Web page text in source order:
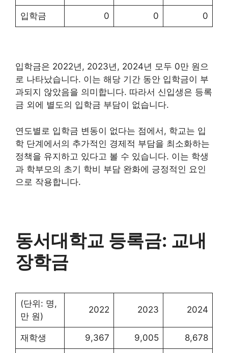
입학금 0 0 0
입학금은 2022년, 2023년, 2024년 모두 0만 원으
로 나타났습니다. 이는 해당 기간 동안 입학금이 부
과되지 않았음을 의미합니다. 따라서 신입생은 등록
금 외에 별도의 입학금 부담이 없습니다.
연도별로 입학금 변동이 없다는 점에서, 학교는 입
학 단계에서의 추가적인 경제적 부담을 최소화하는
정책을 유지하고 있다고 볼 수 있습니다. 이는 학생
과 학부모의 초기 학비 부담 완화에 긍정적인 요인
으로 작용합니다.
동서대학교 등록금: 교내
장학금
(단위: 명,
만 원)
2022 2023 2024
재학생 9,367 9,005 8,678